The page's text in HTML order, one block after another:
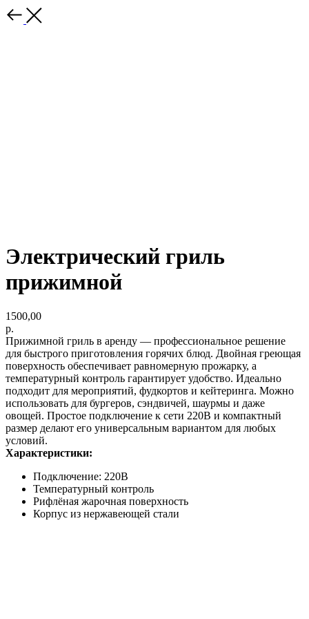
Электрический гриль
прижимной
1500,00
р.
Прижимной гриль в аренду — профессиональное решение
для быстрого приготовления горячих блюд. Двойная греющая
поверхность обеспечивает равномерную прожарку, а
температурный контроль гарантирует удобство. Идеально
подходит для мероприятий, фудкортов и кейтеринга. Можно
использовать для бургеров, сэндвичей, шаурмы и даже
овощей. Простое подключение к сети 220В и компактный
размер делают его универсальным вариантом для любых
условий.
Характеристики:
Подключение: 220В
Температурный контроль
Рифлёная жарочная поверхность
Корпус из нержавеющей стали